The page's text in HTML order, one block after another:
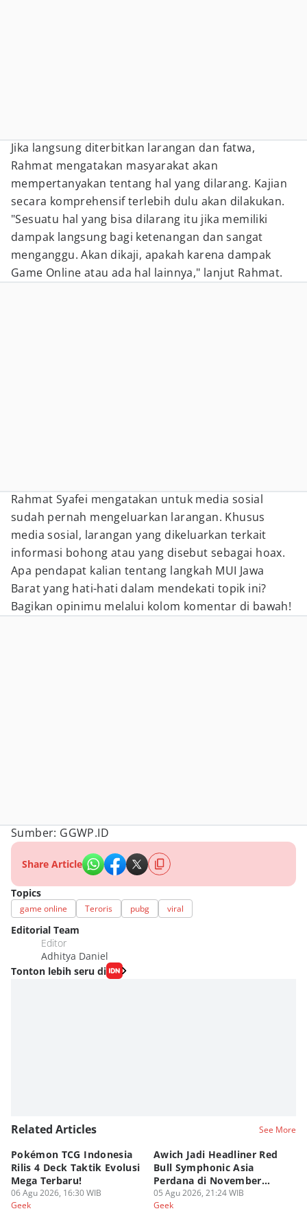
Jika langsung diterbitkan larangan dan fatwa,
Rahmat mengatakan masyarakat akan
mempertanyakan tentang hal yang dilarang. Kajian
secara komprehensif terlebih dulu akan dilakukan.
"Sesuatu hal yang bisa dilarang itu jika memiliki
dampak langsung bagi ketenangan dan sangat
menganggu. Akan dikaji, apakah karena dampak
Game Online atau ada hal lainnya," lanjut Rahmat.
Rahmat Syafei mengatakan untuk media sosial
sudah pernah mengeluarkan larangan. Khusus
media sosial, larangan yang dikeluarkan terkait
informasi bohong atau yang disebut sebagai hoax.
Apa pendapat kalian tentang langkah MUI Jawa
Barat yang hati-hati dalam mendekati topik ini?
Bagikan opinimu melalui kolom komentar di bawah!
Sumber: GGWP.ID
Share Article
Topics
game online Teroris pubg viral
Editorial Team
Editor
Adhitya Daniel
Tonton lebih seru di
Related Articles See More
Pokémon TCG Indonesia
Rilis 4 Deck Taktik Evolusi
Mega Terbaru!
06 Agu 2026, 16:30 WIB
Geek
Awich Jadi Headliner Red
Bull Symphonic Asia
Perdana di November
2026!
05 Agu 2026, 21:24 WIB
Geek